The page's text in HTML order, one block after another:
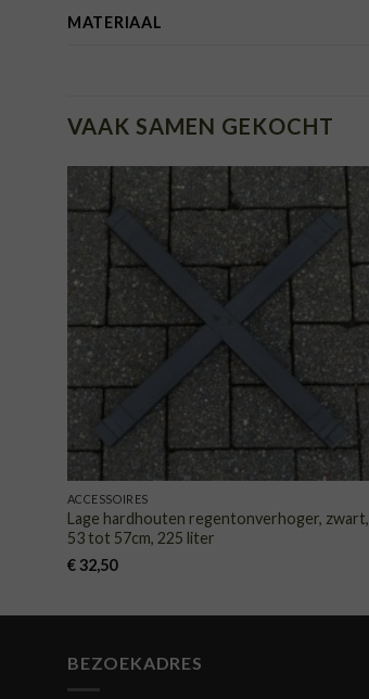
MATERIAAL
VAAK SAMEN GEKOCHT
TOEVOEGEN
VERLANGLIJST
ACCESSOIRES
Lage hardhouten regentonverhoger, zwart,
53 tot 57cm, 225 liter
€32,50
BEZOEKADRES